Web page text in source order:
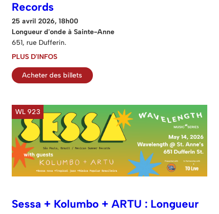
Records
25 avril 2026, 18h00
Longueur d'onde à Sainte-Anne
651, rue Dufferin.
PLUS D'INFOS
Acheter des billets
WL 923
Sessa + Kolumbo + ARTU : Longueur